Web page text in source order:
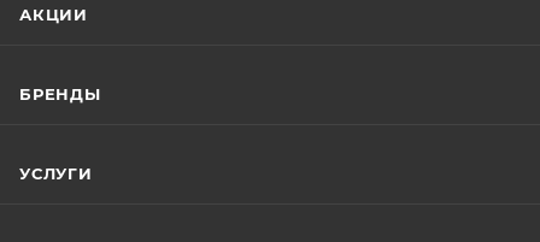
АКЦИИ
БРЕНДЫ
УСЛУГИ